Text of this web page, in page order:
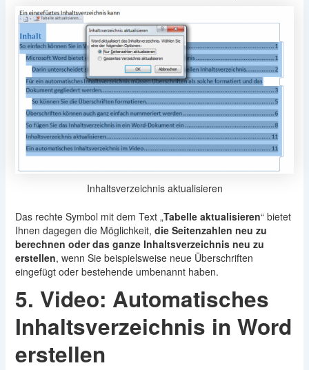
Inhaltsverzeichnis aktualisieren
Das rechte Symbol mit dem Text „Tabelle aktualisieren“ bietet
Ihnen dagegen die Möglichkeit, die Seitenzahlen neu zu
berechnen oder das ganze Inhaltsverzeichnis neu zu
erstellen, wenn Sie beispielsweise neue Überschriften
eingefügt oder bestehende umbenannt haben.
5. Video: Automatisches
Inhaltsverzeichnis in Word
erstellen